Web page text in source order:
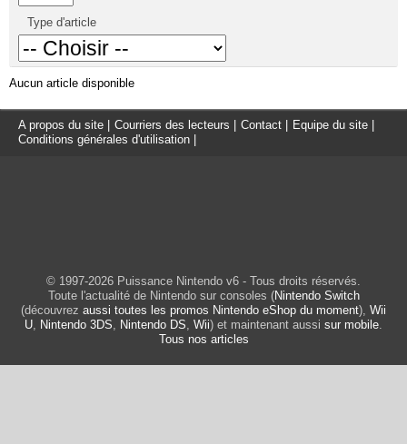
Type d'article
Aucun article disponible
A propos du site Courriers des lecteurs Contact Equipe du site
Conditions générales d'utilisation
© 1997-2026 Puissance Nintendo v6 - Tous droits réservés.
Toute l'actualité de Nintendo sur consoles (Nintendo Switch
(découvrez aussi toutes les promos Nintendo eShop du moment), Wii
U, Nintendo 3DS, Nintendo DS, Wii) et maintenant aussi sur mobile.
Tous nos articles